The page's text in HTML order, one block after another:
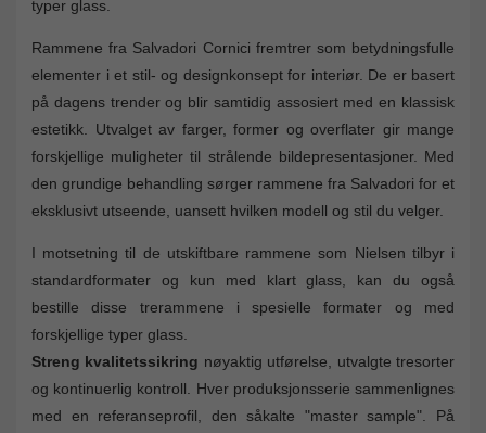
typer glass.
Rammene fra Salvadori Cornici fremtrer som betydningsfulle
elementer i et stil- og designkonsept for interiør. De er basert
på dagens trender og blir samtidig assosiert med en klassisk
estetikk. Utvalget av farger, former og overflater gir mange
forskjellige muligheter til strålende bildepresentasjoner. Med
den grundige behandling sørger rammene fra Salvadori for et
eksklusivt utseende, uansett hvilken modell og stil du velger.
I motsetning til de utskiftbare rammene som Nielsen tilbyr i
standardformater og kun med klart glass, kan du også
bestille disse trerammene i spesielle formater og med
forskjellige typer glass.
Streng kvalitetssikring nøyaktig utførelse, utvalgte tresorter
og kontinuerlig kontroll. Hver produksjonsserie sammenlignes
med en referanseprofil, den såkalte "master sample". På